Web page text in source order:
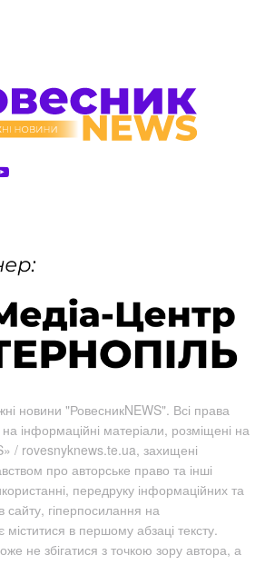
новини "РовесникNEWS". Всі права
інформаційні матеріали, розміщені на
/ rovesnyknews.te.ua, захищені
про авторське право та інші
передруку інформаційних та
сайту, гіперпосилання на
в першому абзаці тексту.
не збігатися з точкою зору автора, а